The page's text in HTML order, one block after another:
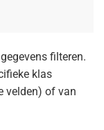
filteren.
klas
velden) of van